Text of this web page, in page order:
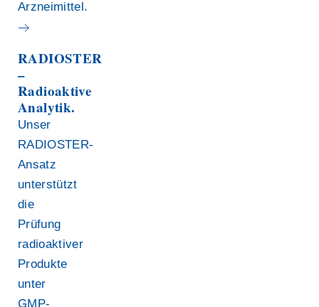
Arzneimittel.
RADIOSTER
–
Radioaktive
Analytik.
Unser
RADIOSTER-
Ansatz
unterstützt
die
Prüfung
radioaktiver
Produkte
unter
GMP-